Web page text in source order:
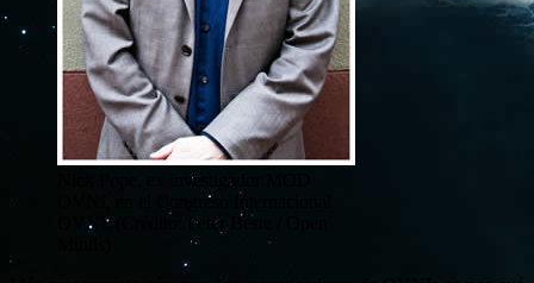
Nick Pope, ex investigador MOD
OVNI, en el Congreso Internacional
OVNI. (Crédito: Peter Beste / Open